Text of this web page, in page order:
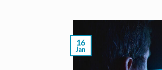
16
Jan